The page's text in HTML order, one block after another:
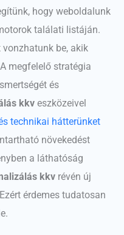
hogy weboldalunk
találati listáján.
be, akik
megfelelő stratégia
és
kkveszközeivel
technikai hátterünket
növekedést
a láthatóság
kkvrévén új
érdemes tudatosan